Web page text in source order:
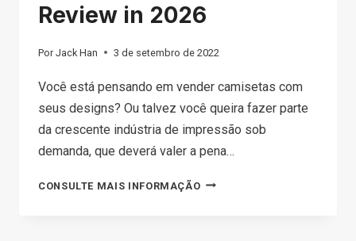
Review in 2026
Por Jack Han 3 de setembro de 2022
Você está pensando em vender camisetas com
seus designs? Ou talvez você queira fazer parte
da crescente indústria de impressão sob
demanda, que deverá valer a pena…
CONSULTE MAIS INFORMAÇÃOPRINTIFY